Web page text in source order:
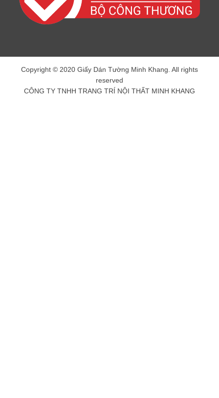
Copyright © 2020 Giấy Dán Tường Minh Khang. All rights
reserved
CÔNG TY TNHH TRANG TRÍ NỘI THẤT MINH KHANG